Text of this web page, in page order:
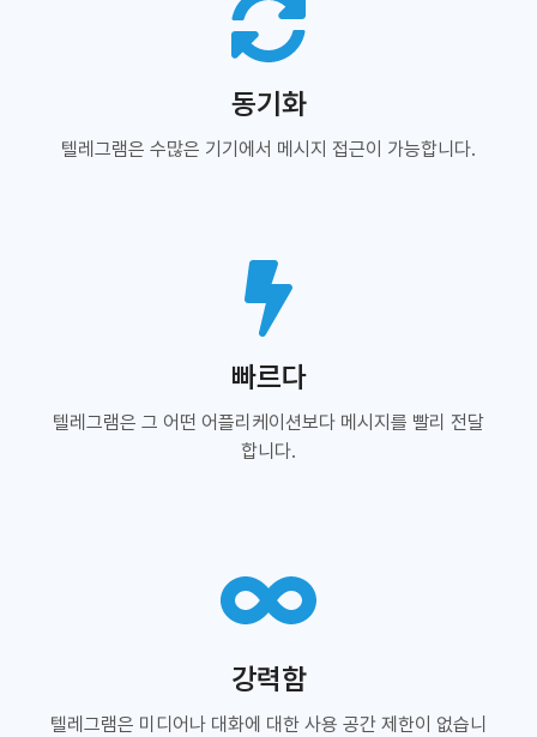
동기화
텔레그램은 수많은 기기에서 메시지 접근이 가능합니다.
빠르다
텔레그램은 그 어떤 어플리케이션보다 메시지를 빨리 전달
합니다.
강력함
텔레그램은 미디어나 대화에 대한 사용 공간 제한이 없습니